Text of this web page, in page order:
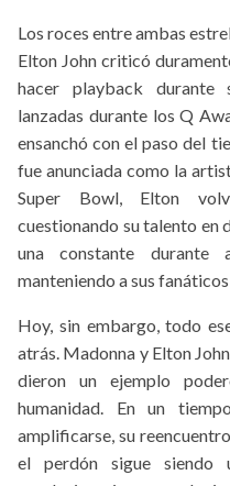
Los roces entre ambas
Elton John criticó
hacer playback durante
lanzadas durante los Q
ensanchó con el paso del
fue anunciada como la
Super Bowl, Elton
cuestionando su talento en
una constante durante
manteniendo a sus
Hoy, sin embargo, todo
atrás. Madonna y Elton
dieron un ejemplo
humanidad. En un
amplificarse, su
el perdón sigue siendo